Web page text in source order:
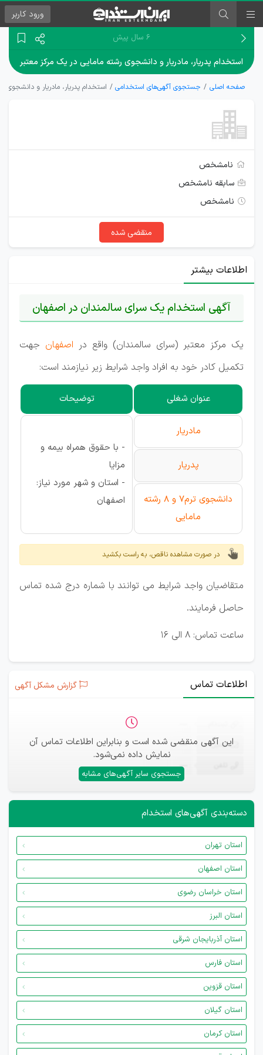
ورود کاربر
۶ سال پیش
استخدام پدریار، مادریار و دانشجوی رشته مامایی در یک مرکز معتبر
صفحه اصلی جستجوی آگهی‌های استخدامی استخدام پدریار، مادریار و دانشجوی
نامشخص
سابقه نامشخص
نامشخص
منقضی شده
اطلاعات بیشتر
آگهی استخدام یک سرای سالمندان در اصفهان
یک مرکز معتبر (سرای سالمندان) واقع در اصفهان جهت
تکمیل کادر خود به افراد واجد شرایط زیر نیازمند است:
عنوان شغلی توضیحات
مادریار
- با حقوق همراه بیمه و
مزایا
- استان و شهر مورد نیاز:
اصفهان
پدریار
دانشجوی ترم7 و 8 رشته
مامایی
در صورت مشاهده ناقص، به راست بکشید
متقاضیان واجد شرایط می توانند با شماره درج شده تماس
حاصل فرمایند.
ساعت تماس: 8 الی 16
اطلاعات تماس گزارش مشکل آگهی
این آگهی منقضی شده است و بنابراین اطلاعات تماس آن
نمایش داده نمی‌شود.
جستجوی سایر آگهی‌های مشابه
ایمیل —
—
دسته‌بندی آگهی‌های استخدام
استان تهران
استان اصفهان
استان خراسان رضوی
استان البرز
استان آذربایجان شرقی
استان فارس
استان قزوین
استان گیلان
استان کرمان